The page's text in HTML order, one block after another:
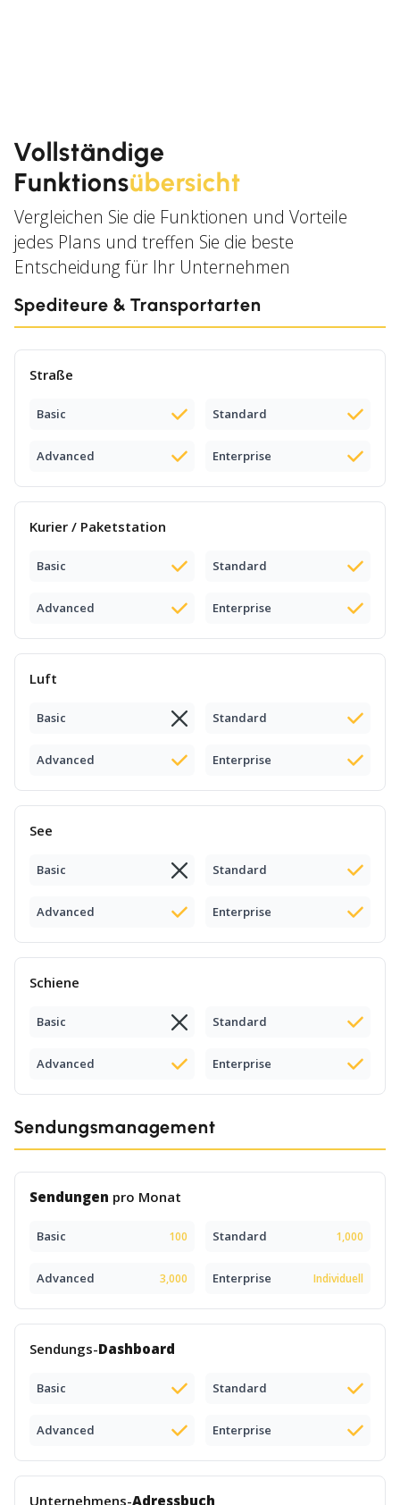
Vollständige
Funktionsübersicht
Vergleichen Sie die Funktionen und Vorteile
jedes Plans und treffen Sie die beste
Entscheidung für Ihr Unternehmen
Spediteure & Transportarten
Straße
Basic Standard
Advanced Enterprise
Kurier / Paketstation
Basic Standard
Advanced Enterprise
Luft
Basic Standard
Advanced Enterprise
See
Basic Standard
Advanced Enterprise
Schiene
Basic Standard
Advanced Enterprise
Sendungsmanagement
Sendungen pro Monat
Basic 100 Standard 1,000
Advanced 3,000 Enterprise Individuell
Sendungs-Dashboard
Basic Standard
Advanced Enterprise
Unternehmens-Adressbuch